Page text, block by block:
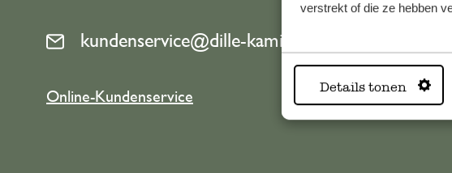
verstrekt of die ze hebben
Details tonen
kundenservice@dille-kamille.de
Online-Kundenservice